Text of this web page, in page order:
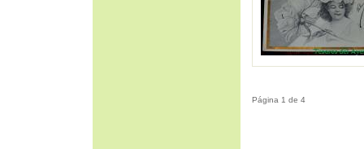
Página 1 de 4